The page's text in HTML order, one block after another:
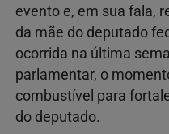
evento e, em sua fala,
da mãe do deputado
ocorrida na última
parlamentar, o
combustível para
do deputado.